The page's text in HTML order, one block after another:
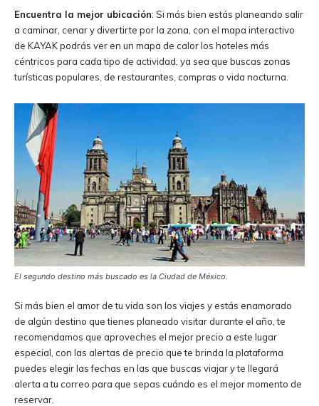
Encuentra la mejor ubicación: Si más bien estás planeando salir
a caminar, cenar y divertirte por la zona, con el mapa interactivo
de KAYAK podrás ver en un mapa de calor los hoteles más
céntricos para cada tipo de actividad, ya sea que buscas zonas
turísticas populares, de restaurantes, compras o vida nocturna.
El segundo destino más buscado es la Ciudad de México.
Si más bien el amor de tu vida son los viajes y estás enamorado
de algún destino que tienes planeado visitar durante el año, te
recomendamos que aproveches el mejor precio a este lugar
especial, con las alertas de precio que te brinda la plataforma
puedes elegir las fechas en las que buscas viajar y te llegará
alerta a tu correo para que sepas cuándo es el mejor momento de
reservar.